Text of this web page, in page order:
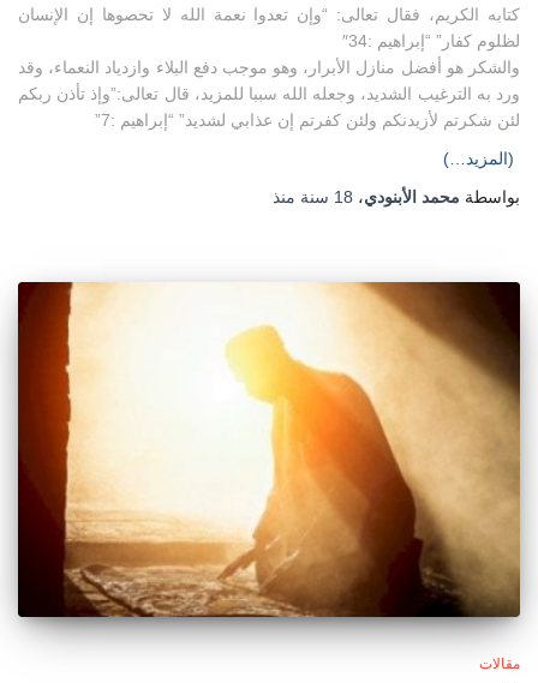
كتابه الكريم، فقال تعالى: “وإن تعدوا نعمة الله لا تحصوها إن الإنسان
لظلوم كفار” “إبراهيم :34″
والشكر هو أفضل منازل الأبرار، وهو موجب دفع البلاء وازدياد النعماء، وقد
ورد به الترغيب الشديد، وجعله الله سببا للمزيد، قال تعالى:”وإذ تأذن ربكم
لئن شكرتم لأزيدنكم ولئن كفرتم إن عذابي لشديد” “إبراهيم :7”
(المزيد…)
بواسطة محمد الأبنودي، 18 سنة منذ
مقالات